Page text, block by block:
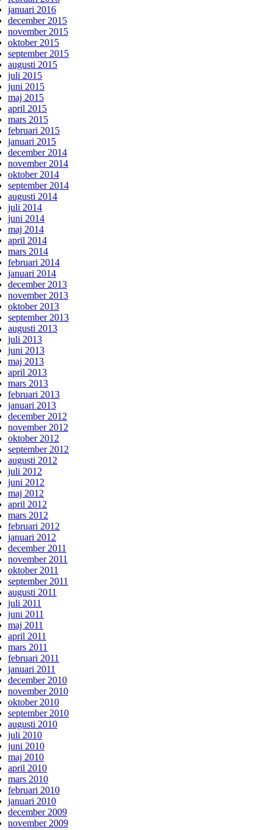
januari 2016
december 2015
november 2015
oktober 2015
september 2015
augusti 2015
juli 2015
juni 2015
maj 2015
april 2015
mars 2015
februari 2015
januari 2015
december 2014
november 2014
oktober 2014
september 2014
augusti 2014
juli 2014
juni 2014
maj 2014
april 2014
mars 2014
februari 2014
januari 2014
december 2013
november 2013
oktober 2013
september 2013
augusti 2013
juli 2013
juni 2013
maj 2013
april 2013
mars 2013
februari 2013
januari 2013
december 2012
november 2012
oktober 2012
september 2012
augusti 2012
juli 2012
juni 2012
maj 2012
april 2012
mars 2012
februari 2012
januari 2012
december 2011
november 2011
oktober 2011
september 2011
augusti 2011
juli 2011
juni 2011
maj 2011
april 2011
mars 2011
februari 2011
januari 2011
december 2010
november 2010
oktober 2010
september 2010
augusti 2010
juli 2010
juni 2010
maj 2010
april 2010
mars 2010
februari 2010
januari 2010
december 2009
november 2009